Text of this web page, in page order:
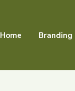
Home Branding